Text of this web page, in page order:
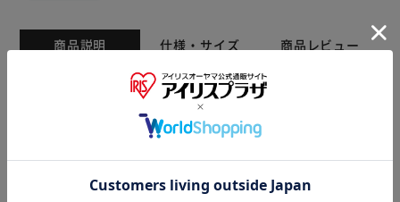
商品説明 仕様・サイズ 商品レビュー
ハーゲンダッツで人気のフレーバー3種類が入った”ラバーズ
アソート”と、こだわりの素材を使用した大人向けフレーバ
ー3種類が入った”クラシックアソート”をセットにしてお届
■ハーゲンダッツ アイスギフト(12個入り)